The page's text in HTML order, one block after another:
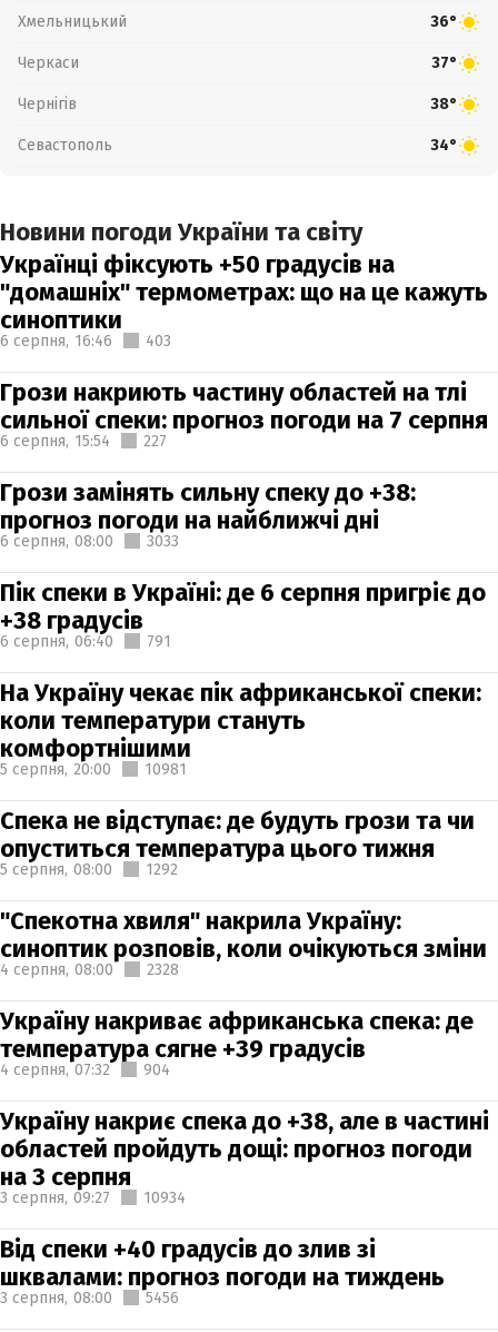
Хмельницький 36°
Черкаси 37°
Чернігів 38°
Севастополь 34°
Новини погоди України та світу
Українці фіксують +50 градусів на
"домашніх" термометрах: що на це кажуть
синоптики
6 серпня, 16:46 403
Грози накриють частину областей на тлі
сильної спеки: прогноз погоди на 7 серпня
6 серпня, 15:54 227
Грози замінять сильну спеку до +38:
прогноз погоди на найближчі дні
6 серпня, 08:00 3033
Пік спеки в Україні: де 6 серпня пригріє до
+38 градусів
6 серпня, 06:40 791
На Україну чекає пік африканської спеки:
коли температури стануть
комфортнішими
5 серпня, 20:00 10981
Спека не відступає: де будуть грози та чи
опуститься температура цього тижня
5 серпня, 08:00 1292
"Спекотна хвиля" накрила Україну:
синоптик розповів, коли очікуються зміни
4 серпня, 08:00 2328
Україну накриває африканська спека: де
температура сягне +39 градусів
4 серпня, 07:32 904
Україну накриє спека до +38, але в частині
областей пройдуть дощі: прогноз погоди
на 3 серпня
3 серпня, 09:27 10934
Від спеки +40 градусів до злив зі
шквалами: прогноз погоди на тиждень
3 серпня, 08:00 5456